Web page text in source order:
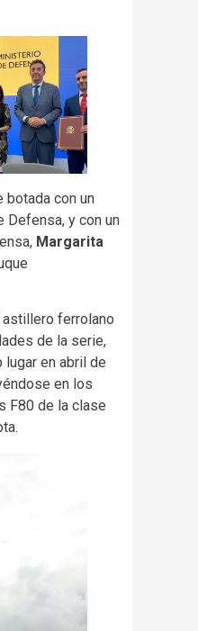
botada con un
Defensa, y con un
Margarita
ferrolano
de la serie,
en abril de
en los
F80 de la clase